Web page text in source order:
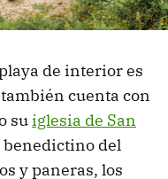
de interior es
cuenta con
suiglesia de San
benedictino del
y paneras, los